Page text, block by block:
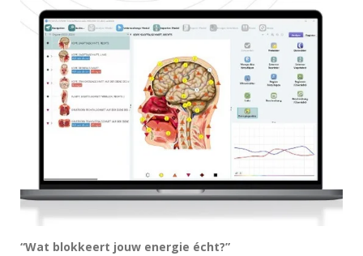
“Wat blokkeert jouw energie écht?”